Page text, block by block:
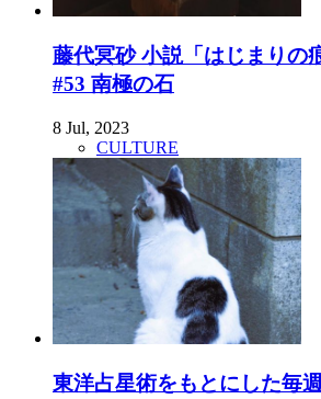
藤代冥砂 小説「はじまりの
#53 南極の石
8 Jul, 2023
CULTURE
東洋占星術をもとにした毎